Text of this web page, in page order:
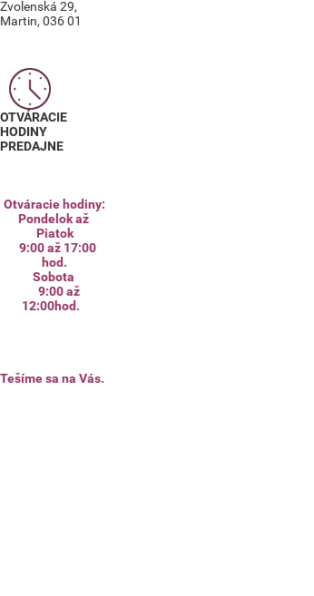
Zvolenská 29,
Martin, 036 01
OTVÁRACIE
HODINY
PREDAJNE
Otváracie hodiny:
Pondelok až
Piatok
9:00 až 17:00
hod.
Sobota
9:00 až
12:00hod.
Tešíme sa na Vás.